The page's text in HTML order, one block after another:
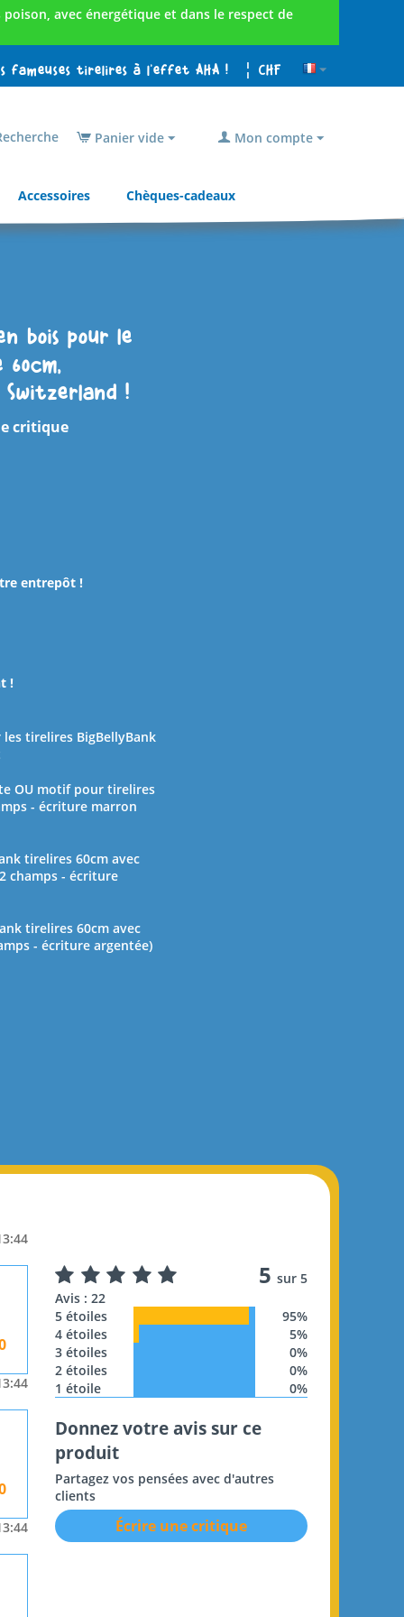
avec énergétique et dans le respect de
fameuses tirelires à l'effet AHA ! ¦ CHF
Mon compte
Panier vide
Accessoires Chèques-cadeaux
bois pour le
!
critique
entrepôt !
!
tirelires BigBellyBank
OU motif pour tirelires
- écriture marron
tirelires 60cm avec
champs - écriture
tirelires 60cm avec
- écriture argentée)
5 sur 5
Avis : 22
5 étoiles
95%
4 étoiles
5%
3 étoiles
0%
2 étoiles
0%
1 étoile
0%
Donnez votre avis sur ce
produit
Partagez vos pensées avec d'autres
clients
Écrire une critique